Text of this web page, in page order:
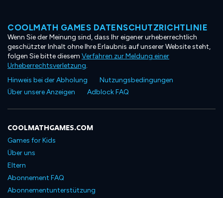
COOLMATH GAMES DATENSCHUTZRICHTLINIE
Wenn Sie der Meinung sind, dass Ihr eigener urheberrechtlich
geschützter Inhalt ohne Ihre Erlaubnis auf unserer Website steht,
folgen Sie bitte diesem Verfahren zur Meldung einer
Urheberrechtsverletzung.
Hinweis bei der Abholung
Nutzungsbedingungen
Über unsere Anzeigen
Adblock FAQ
COOLMATHGAMES.COM
Games for Kids
Über uns
Eltern
Abonnement FAQ
Abonnementunterstützung